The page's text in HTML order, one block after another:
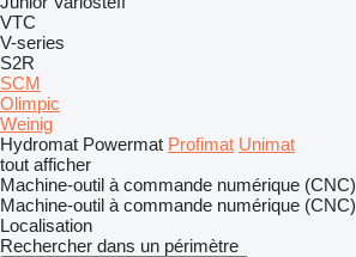
VTC
V-series
S2R
SCM
Olimpic
Weinig
Hydromat Powermat Profimat Unimat
tout afficher
Machine-outil à commande numérique (CNC)
Machine-outil à commande numérique (CNC)
Localisation
Rechercher dans un périmètre